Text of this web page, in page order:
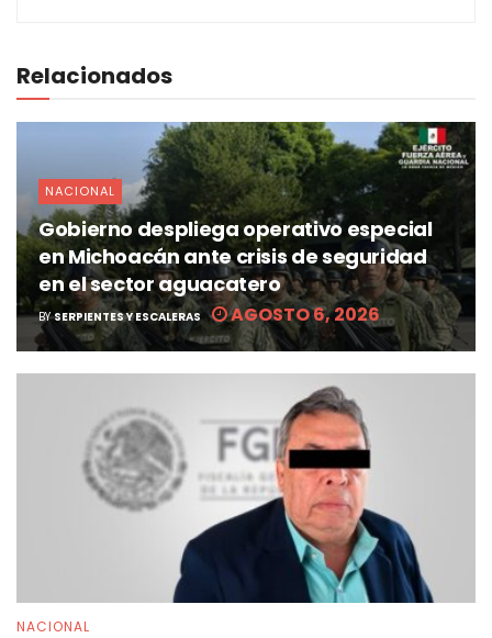
Relacionados
NACIONAL
Gobierno despliega operativo especial
en Michoacán ante crisis de seguridad
en el sector aguacatero
BY SERPIENTES Y ESCALERAS AGOSTO 6, 2026
NACIONAL